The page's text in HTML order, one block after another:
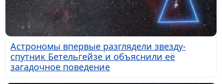
Астрономы впервые разглядели звезду-
спутник Бетельгейзе и объяснили её
загадочное поведение